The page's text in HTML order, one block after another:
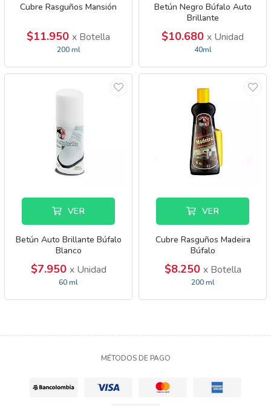
Cubre Rasguños Mansión
$11.950 x Botella
200 ml
Betún Negro Búfalo Auto
Brillante
$10.680 x Unidad
40ml
VER
Betún Auto Brillante Búfalo
Blanco
$7.950 x Unidad
60 ml
VER
Cubre Rasguños Madeira
Búfalo
$8.250 x Botella
200 ml
MÉTODOS DE PAGO